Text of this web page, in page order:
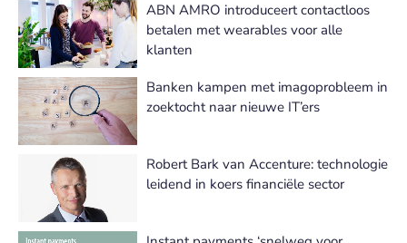
ABN AMRO introduceert contactloos
betalen met wearables voor alle
klanten
Banken kampen met imagoprobleem in
zoektocht naar nieuwe IT’ers
Robert Bark van Accenture: technologie
leidend in koers financiële sector